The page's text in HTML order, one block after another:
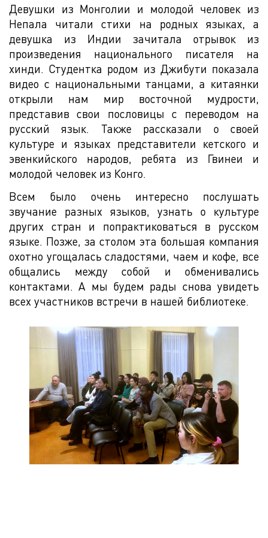
Девушки из Монголии и молодой человек из
Непала читали стихи на родных языках, а
девушка из Индии зачитала отрывок из
произведения национального писателя на
хинди. Студентка родом из Джибути показала
видео с национальными танцами, а китаянки
открыли нам мир восточной мудрости,
представив свои пословицы с переводом на
русский язык. Также рассказали о своей
культуре и языках представители кетского и
эвенкийского народов, ребята из Гвинеи и
молодой человек из Конго.
Всем было очень интересно послушать
звучание разных языков, узнать о культуре
других стран и попрактиковаться в русском
языке. Позже, за столом эта большая компания
охотно угощалась сладостями, чаем и кофе, все
общались между собой и обменивались
контактами. А мы будем рады снова увидеть
всех участников встречи в нашей библиотеке.